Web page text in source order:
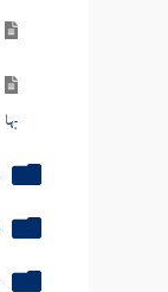
بها